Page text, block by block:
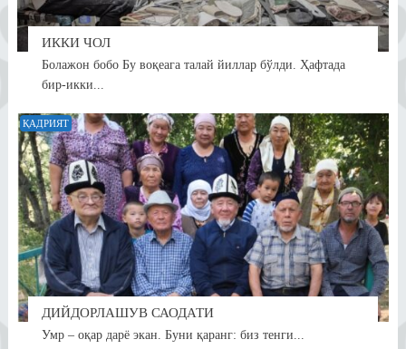
ИККИ ЧОЛ
Болажон бобо Бу воқеага талай йиллар бўлди. Ҳафтада
бир-икки...
ҚАДРИЯТ
ДИЙДОРЛАШУВ САОДАТИ
Умр – оқар дарё экан. Буни қаранг: биз тенги...